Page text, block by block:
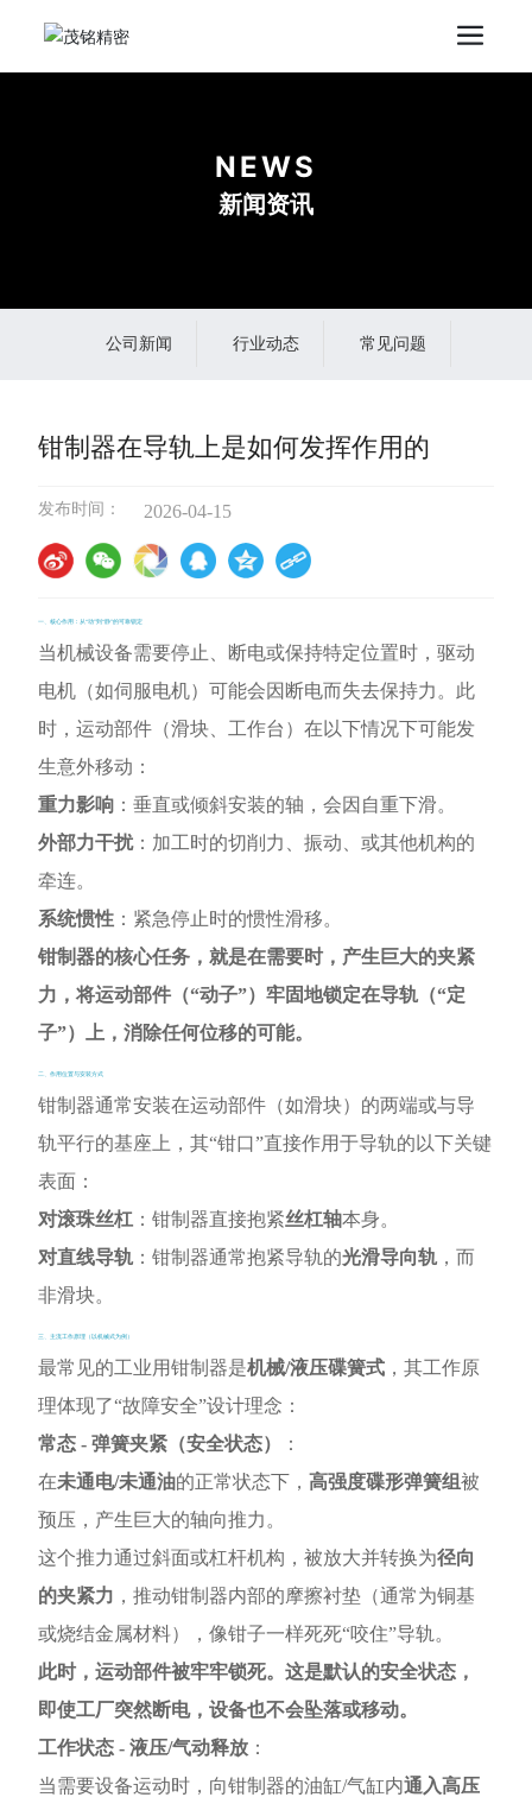
NEWS
新闻资讯
公司新闻 行业动态 常见问题
钳制器在导轨上是如何发挥作用的
发布时间： 2026-04-15
一、核心作用：从“动”到“静”的可靠锁定
当机械设备需要停止、断电或保持特定位置时，驱动
电机（如伺服电机）可能会因断电而失去保持力。此
时，运动部件（滑块、工作台）在以下情况下可能发
生意外移动：
重力影响 ：垂直或倾斜安装的轴，会因自重下滑。
外部力干扰：加工时的切削力、振动、或其他机构的
牵连。
系统惯性 ：紧急停止时的惯性滑移。
钳制器的核心任务，就是在需要时，产生巨大的夹紧
力，将运动部件（“动子”）牢固地锁定在导轨（“定
子”）上，消除任何位移的可能。
二、作用位置与安装方式
钳制器通常安装在运动部件（如滑块）的两端或与导
轨平行的基座上，其“钳口”直接作用于导轨的以下关键
表面：
对滚珠丝杠 ：钳制器直接抱紧丝杠轴本身。
对直线导轨 ：钳制器通常抱紧导轨的光滑导向轨 ，而
非滑块。
三、主流工作原理（以机械式为例）
最常见的工业用钳制器是机械/液压碟簧式 ，其工作原
理体现了“故障安全”设计理念：
常态 - 弹簧夹紧（安全状态）
：
在未通电/未通油的正常状态下，高强度碟形弹簧组被
预压，产生巨大的轴向推力。
这个推力通过斜面或杠杆机构，被放大并转换为径向
的夹紧力 ，推动钳制器内部的摩擦衬垫（通常为铜基
或烧结金属材料），像钳子一样死死“咬住”导轨。
此时，运动部件被牢牢锁死。这是默认的安全状态，
即使工厂突然断电，设备也不会坠落或移动。
工作状态 - 液压/气动释放 ：
当需要设备运动时，向钳制器的油缸/气缸内通入高压